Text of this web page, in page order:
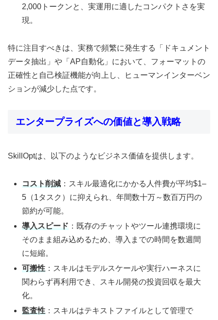
2,000トークンと、実運用に適したコンパクトさを実
現。
特に注目すべきは、実務で頻繁に発生する「ドキュメント
データ抽出」や「AP自動化」において、フォーマットの
正確性と自己検証機能が向上し、ヒューマンインターベン
ションが減少した点です。
エンタープライズへの価値と導入戦略
SkillOptは、以下のようなビジネス価値を提供します。
コスト削減 ：スキル最適化にかかる人件費が平均$1–
5（1タスク）に抑えられ、年間数十万～数百万円の
節約が可能。
導入スピード ：既存のチャットやツール連携環境に
そのまま組み込めるため、導入までの時間を数週間
に短縮。
可搬性 ：スキルはモデルスケールや実行ハーネスに
関わらず再利用でき、スキル開発の投資回収を最大
化。
監査性 ：スキルはテキストファイルとして管理で